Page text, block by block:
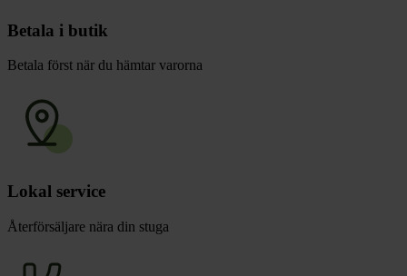
Betala i butik
Betala först när du hämtar varorna
Lokal service
Återförsäljare nära din stuga